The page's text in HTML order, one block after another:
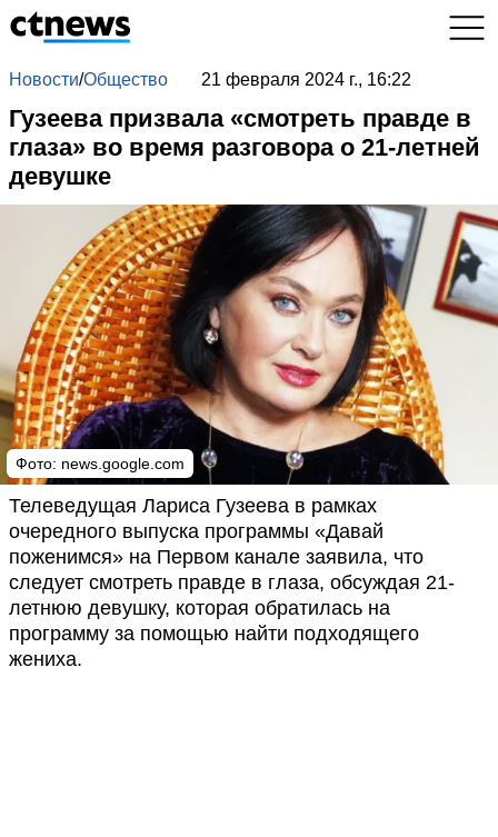
Новости/Общество 21 февраля 2024 г., 16:22
Гузеева призвала «смотреть правде в
глаза» во время разговора о 21-летней
девушке
Фото: news.google.com
Телеведущая Лариса Гузеева в рамках
очередного выпуска программы «Давай
поженимся» на Первом канале заявила, что
следует смотреть правде в глаза, обсуждая 21-
летнюю девушку, которая обратилась на
программу за помощью найти подходящего
жениха.